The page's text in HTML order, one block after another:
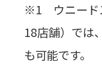
※1 ウニード
18店舗）では
も可能です。